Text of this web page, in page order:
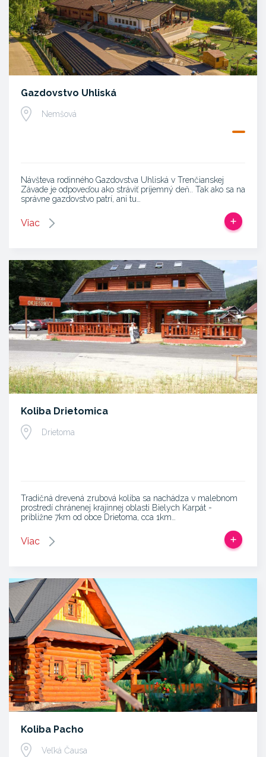
Gazdovstvo Uhliská
Nemšová
Návšteva rodinného Gazdovstva Uhliská v Trenčianskej
Závade je odpoveďou ako stráviť príjemný deň.. Tak ako sa na
správne gazdovstvo patrí, ani tu…
Viac
Koliba Drietomica
Drietoma
Tradičná drevená zrubová koliba sa nachádza v malebnom
prostredí chránenej krajinnej oblasti Bielych Karpát -
približne 7km od obce Drietoma, cca 1km…
Viac
Koliba Pacho
Veľká Čausa